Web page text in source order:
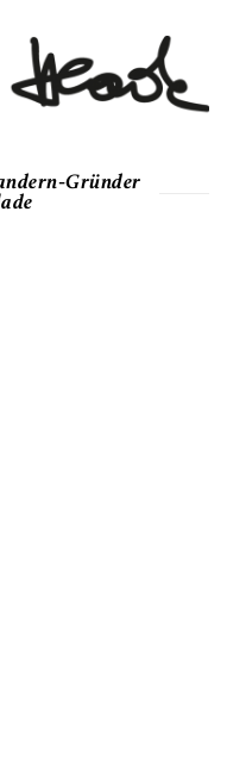
Gründer